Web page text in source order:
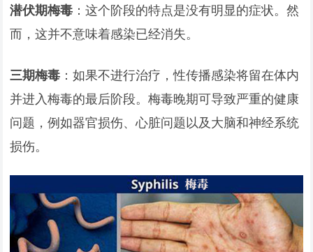
潜伏期梅毒 ：这个阶段的特点是没有明显的症状。然
而，这并不意味着感染已经消失。
三期梅毒 ：如果不进行治疗，性传播感染将留在体内
并进入梅毒的最后阶段。梅毒晚期可导致严重的健康
问题，例如器官损伤、心脏问题以及大脑和神经系统
损伤。